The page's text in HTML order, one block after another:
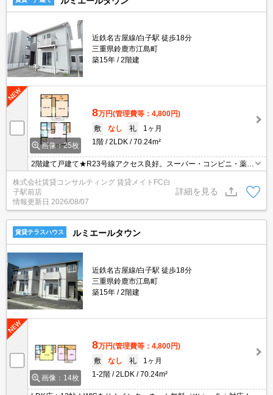
近鉄名古屋線/白子駅 徒歩18分
三重県鈴鹿市江島町
築15年
2階建
画像：25枚
8万円(管理費等：4,800円)
敷
なし 礼
1ヶ月
1階
2LDK 70.24m²
2階建て戸建て★R23号線アクセス良好。スーパー・コンビニ・薬局
が近く買い物便利(^^)/ネット無料
株式会社賃貸コンサルティング 賃貸メイトFC白
子駅前店
情報更新日 2026/08/07
詳細を見る
賃貸テラスハウス ルミエールタウン
近鉄名古屋線/白子駅 徒歩18分
三重県鈴鹿市江島町
築15年
2階建
画像：14枚
8万円(管理費等：4,800円)
敷
なし 礼
1ヶ月
1-2階
2LDK 70.24m²